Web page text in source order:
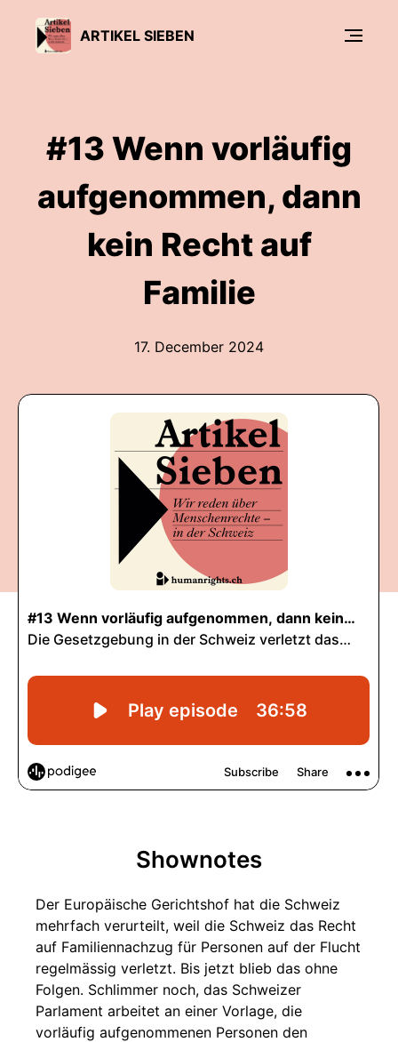
ARTIKEL SIEBEN
#13 Wenn vorläufig
aufgenommen, dann
kein Recht auf
Familie
17. December 2024
Shownotes
Der Europäische Gerichtshof hat die Schweiz
mehrfach verurteilt, weil die Schweiz das Recht
auf Familiennachzug für Personen auf der Flucht
regelmässig verletzt. Bis jetzt blieb das ohne
Folgen. Schlimmer noch, das Schweizer
Parlament arbeitet an einer Vorlage, die
vorläufig aufgenommenen Personen den